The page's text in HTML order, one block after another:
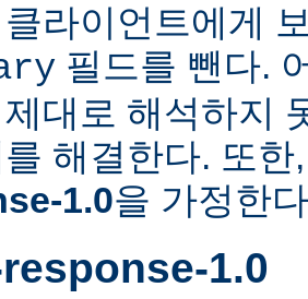
라이언트에게
필드를 뺀다.
대로 해석하지
를 해결한다. 또
1.0을 가정한
1.0